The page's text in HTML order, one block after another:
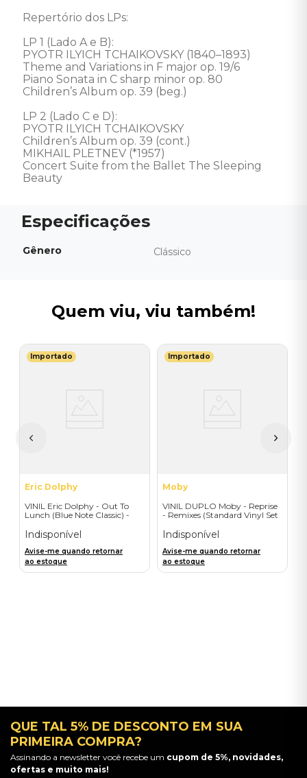
Repertório dos LPs:
LP 1 (Lado A e B):
PYOTR ILYICH TCHAIKOVSKY (1840–1893)
Theme and Variations in F major op. 19/6
Piano Sonata in C sharp minor op. 80
Children’s Album op. 39 (beg.)
LP 2 (Lado C e D):
PYOTR ILYICH TCHAIKOVSKY
Children’s Album op. 39 (cont.)
MIKHAIL PLETNEV (*1957)
Concert Suite from the Ballet The Sleeping
Beauty
Gênero Clássico
Quem viu, viu também!
Importado
Eric Dolphy
VINIL Eric Dolphy - Out To
Lunch (Blue Note Classic) -
Indisponível
Avise-me quando retornar
ao estoque
Importado
Moby
VINIL DUPLO Moby - Reprise
- Remixes (Standard Vinyl Set
Indisponível
Avise-me quando retornar
ao estoque
QUE TAL 5% DE DESCONTO EM SUA
PRIMEIRA COMPRA?
Assinando a newsletter você recebe um cupom de 5%, novidades,
ofertas e muito mais!